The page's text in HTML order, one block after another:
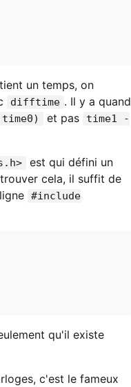
un temps, on
difftime . Il y a quand
et pas
time1 -
est qui défini un
cela, il suffit de
#include
qu'il existe
c'est le fameux